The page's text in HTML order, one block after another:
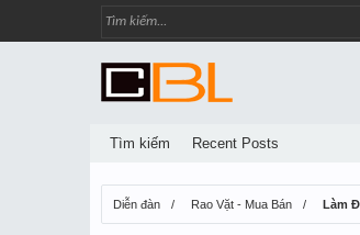
Diễn đàn Rao Vặt - Mua Bán Làm
Tìm kiếm Recent Posts